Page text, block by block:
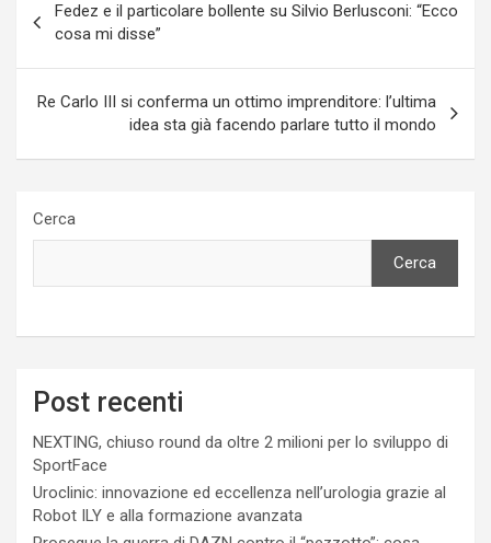
articoli
Fedez e il particolare bollente su Silvio Berlusconi: “Ecco
cosa mi disse”
Re Carlo III si conferma un ottimo imprenditore: l’ultima
idea sta già facendo parlare tutto il mondo
Cerca
Cerca
Post recenti
NEXTING, chiuso round da oltre 2 milioni per lo sviluppo di
SportFace
Uroclinic: innovazione ed eccellenza nell’urologia grazie al
Robot ILY e alla formazione avanzata